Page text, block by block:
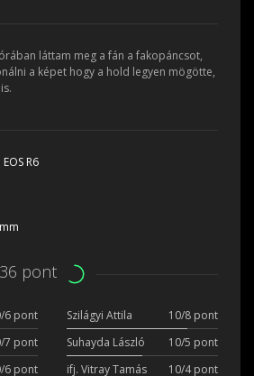
láttam meg a fán a fakopáncsot,
a képet hogy a hold legyen mögötte,
R6
pont
6 pont Szilágyi Attila
10/8 pont
7 pont Suhayda László
10/5 pont
6 pont ifj. Vitray Tamás
10/4 pont